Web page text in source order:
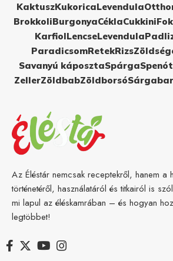
KaktuszKukoricaLevendula
BrokkoliBurgonyaCéklaCukkini
KarfiolLencseLevendula
ParadicsomRetekRizs
Savanyú káposztaSpárgaSpenót
ZellerZöldbabZöldborsó
Az Éléstár nemcsak receptekről, hanem a
történetéről, használatáról és titkairól is
mi lapul az éléskamrában – és hogyan
legtöbbet!